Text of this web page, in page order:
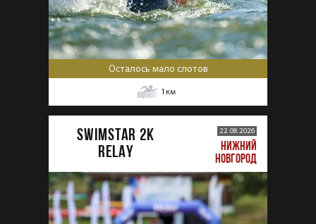
Осталось мало слотов
1 км
SWIMSTAR 2K
RELAY
22.08.2026
НИЖНИЙ
НОВГОРОД